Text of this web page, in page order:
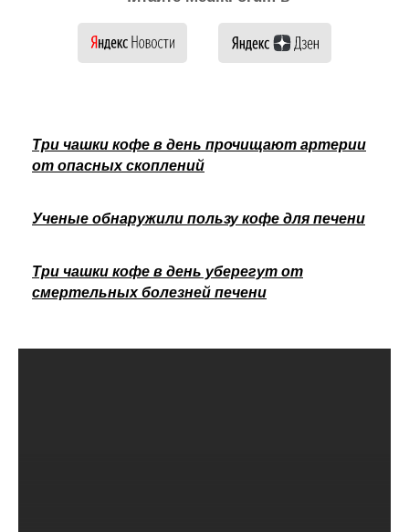
Три чашки кофе в день прочищают артерии
от опасных скоплений
Ученые обнаружили пользу кофе для печени
Три чашки кофе в день уберегут от
смертельных болезней печени